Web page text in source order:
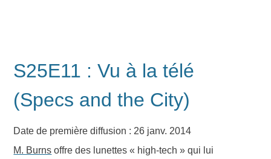
S25E11 : Vu à la télé
(Specs and the City)
Date de première diffusion : 26 janv. 2014
M. Burns offre des lunettes « high-tech » qui lui